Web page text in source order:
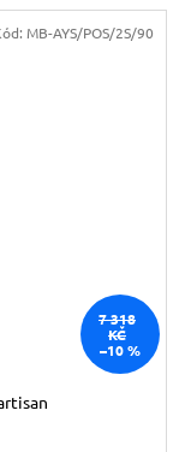
7 318
KČ
–10 %
MB-AYS/POS/2S/90